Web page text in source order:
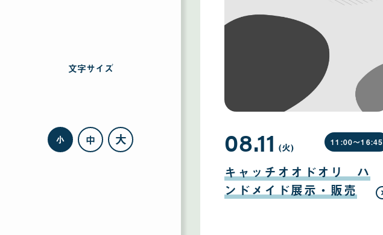
文字サイズを
小 中 大
キャッチオオドオリ ハ
ンドメイド展示・販売
08.11
月
11
日
(火曜
日
) 11:00〜16:45